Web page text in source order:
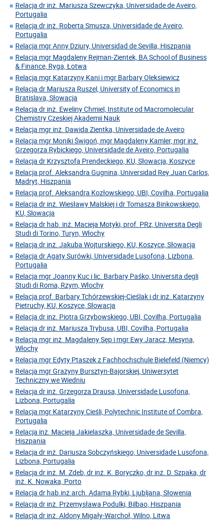
Relacja dr inż. Mariusza Szewczyka, Universidade de Aveiro,
Portugalia
Relacja dr inż. Roberta Smusza, Universidade de Aveiro,
Portugalia
Relacja mgr Anny Dziury, Universidad de Sevilla, Hiszpania
Relacja mgr Magdaleny Rejman-Zientek, BA School of Business
& Finance, Ryga, Łotwa
Relacja mgr Katarzyny Kani i mgr Barbary Oleksiewicz
Relacja dr Mariusza Ruszel, University of Economics in
Bratislava, Słowacja
Relacja dr inż. Eweliny Chmiel, Institute od Macromolecular
Chemistry Czeskiej Akademii Nauk
Relacja mgr inż. Dawida Zientka, Universidade de Aveiro
Relacja mgr Moniki Świgoń, mgr Magdaleny Kamler, mgr inż.
Grzegorza Rybickiego, Universidade de Aveiro, Portugalia
Relacja dr Krzysztofa Prendeckiego, KU, Słowacja, Koszyce
Relacja prof. Aleksandra Gugnina, Universidad Rey Juan Carlos,
Madryt, Hiszpania
Relacja prof. Aleksandra Kozłowskiego, UBI, Covilha, Portugalia
Relacja dr inż. Wiesławy Malskiej i dr Tomasza Binkowskiego,
KU, Slowacja
Relacja dr hab. inż. Macieja Motyki, prof. PRz, Universita Degli
Studi di Torino, Turyn, Włochy
Relacja dr inż. Jakuba Wojturskiego, KU, Koszyce, Słowacja
Relacja dr Agaty Surówki, Universidade Lusofona, Lizbona,
Portugalia
Relacja mgr Joanny Kuc i lic. Barbary Paśko, Universita degli
Studi di Roma, Rzym, Włochy
Relacja prof. Barbary Tchórzewskiej-Cieślak i dr inż. Katarzyny
Pietruchy, KU, Koszyce, Słowacja
Relacja dr inz. Piotra Grzybowskiego, UBI, Covilha, Portugalia
Relacja dr inż. Mariusza Trybusa, UBI, Covilha, Portugalia
Relacja mgr inż. Magdaleny Sęp i mgr Ewy Jaracz, Mesyna,
Włochy
Relacja mgr Edyty Ptaszek z Fachhochschule Bielefeld (Niemcy)
Relacja mgr Grażyny Bursztyn-Bajorskiej, Uniwersytet
Techniczny we Wiedniu
Relacja dr inż. Grzegorza Drausa, Universidade Lusofona,
Lizbona, Portugalia
Relacja mgr Katarzyny Cieśli, Polytechnic Institute of Combra,
Portugalia
Relacja inż. Macieja Jakielaszka, Universidade de Sevilla,
Hiszpania
Relacja dr inż. Dariusza Sobczyńskiego, Universidade Lusofona,
Lizbona, Portugalia
Relacja dr inż. M. Zdeb, dr inż. K. Boryczko, dr inż. D. Szpaka, dr
inż. K. Nowaka, Porto
Relacja dr hab.inż.arch. Adama Rybki, Ljubljana, Słowenia
Relacja dr inż. Przemysława Podulki, Bilbao, Hiszpania
Relacja dr inż. Aldony Migały-Warchoł, Wilno, Litwa